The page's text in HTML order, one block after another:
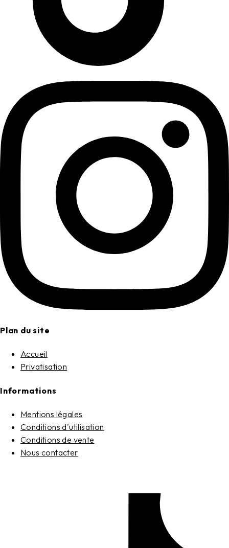
Plan du site
Accueil
Privatisation
Informations
Mentions légales
Conditions d'utilisation
Conditions de vente
Nous contacter